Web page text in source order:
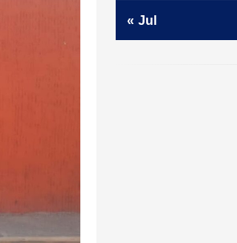
« Jul